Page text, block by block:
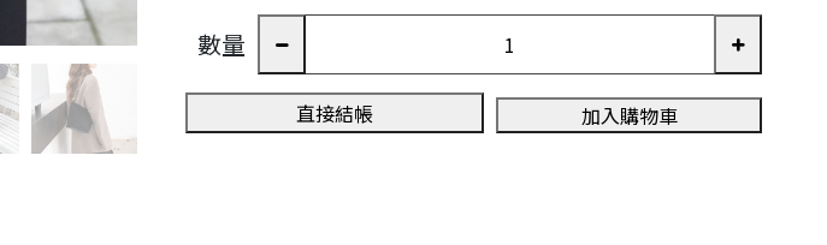
數量
直接結帳 加入購物車